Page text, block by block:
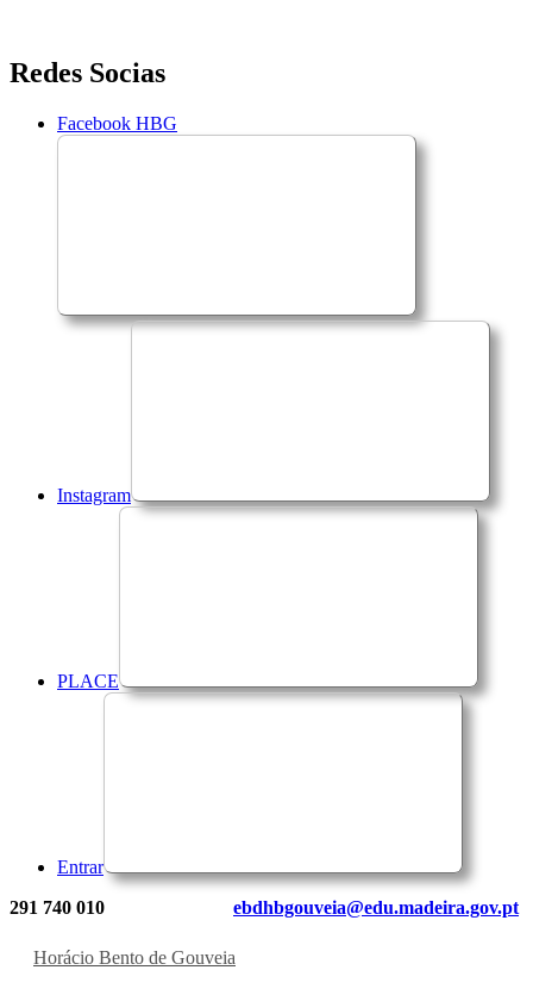
Saltar
para
conteúdo
Redes Socias
Facebook HBG
Instagram
PLACE
Entrar
291 740 010 ebdhbgouveia@edu.madeira.gov.pt
Horácio Bento de Gouveia